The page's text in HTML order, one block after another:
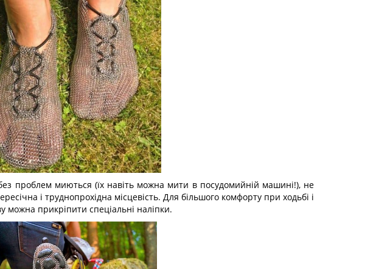
проблем миються (їх навіть можна мити в посудомийній машині!), не
і труднопрохідна місцевість. Для більшого комфорту при ходьбі і
прикріпити спеціальні наліпки.